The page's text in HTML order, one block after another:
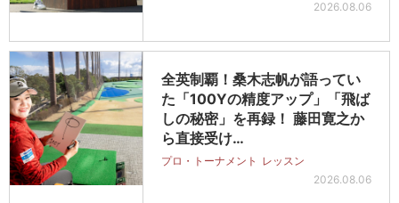
2026.08.06
全英制覇！桑木志帆が語ってい
た「100Yの精度アップ」「飛ば
しの秘密」を再録！ 藤田寛之か
ら直接受け…
プロ・トーナメント レッスン
2026.08.06